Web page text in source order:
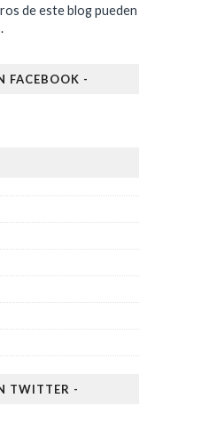
de este blog pueden
FACEBOOK -
TWITTER -